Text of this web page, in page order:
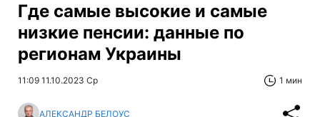
Где самые высокие и самые
низкие пенсии: данные по
регионам Украины
11:09 11.10.2023 Ср 1 мин
АЛЕКСАНДР БЕЛОУС